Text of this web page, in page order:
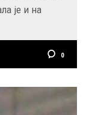
је и на
0